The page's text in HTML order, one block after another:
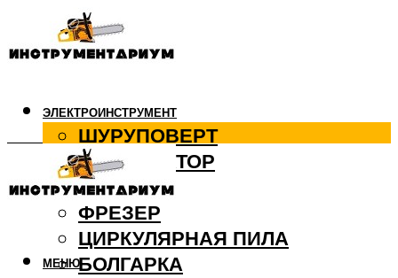
ЭЛЕКТРОИНСТРУМЕНТ
ШУРУПОВЕРТ
ПЕРФОРАТОР
ДРЕЛЬ
ФРЕЗЕР
ЦИРКУЛЯРНАЯ ПИЛА
БОЛГАРКА
МЕНЮ